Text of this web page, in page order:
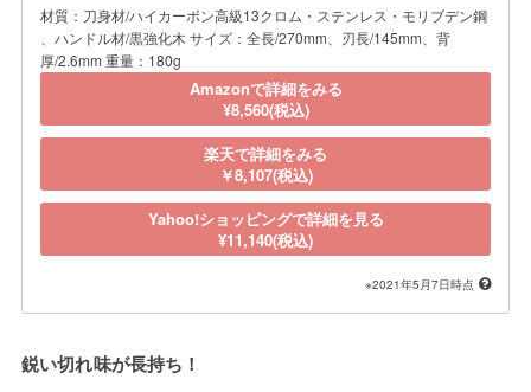
材質：刀身材/ハイカーボン高級13クロム・ステンレス・モリブデン鋼
、ハンドル材/黒強化木 サイズ：全長/270mm、刃長/145mm、背
厚/2.6mm 重量：180g
Amazonで詳細をみる
¥8,560(税込)
楽天で詳細をみる
￥8,107(税込)
Yahoo!ショッピングで詳細を見る
¥11,140(税込)
※2021年5月7日時点
鋭い切れ味が長持ち！